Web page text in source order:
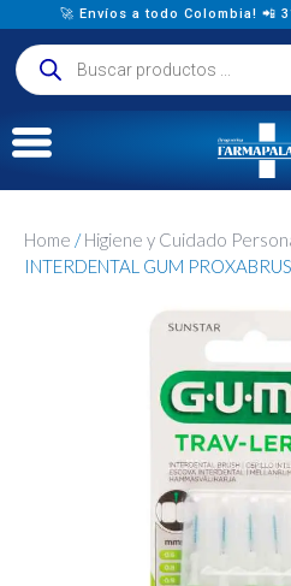
🚀 Envíos a todo Colombia! 📲
Home /Higiene y Cuidado
INTERDENTAL GUM